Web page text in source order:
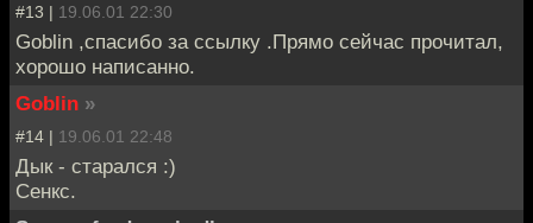
#13 | 19.06.01 22:30
Goblin ,спасибо за ссылку .Прямо сейчас прочитал,
хорошо написанно.
Goblin »
#14 | 19.06.01 22:48
Дык - старался :)
Сенкс.